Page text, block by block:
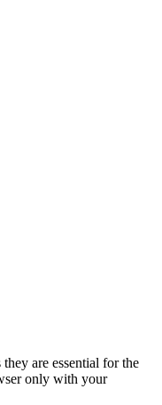
are essential for the
only with your